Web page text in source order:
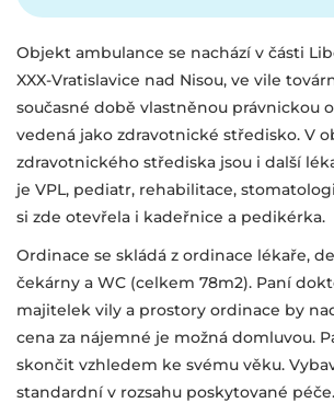
Objekt ambulance se nachází v části
XXX-Vratislavice nad Nisou, ve vile
současné době vlastněnou právnickou
vedená jako zdravotnické středisko. V
zdravotnického střediska jsou i další
je VPL, pediatr, rehabilitace,
si zde otevřela i kadeřnice a pedikérka.
Ordinace se skládá z ordinace lékaře,
čekárny a WC (celkem 78m2). Paní
majitelek vily a prostory ordinace by
cena za nájemné je možná domluvou.
skončit vzhledem ke svému věku.
standardní v rozsahu poskytované péče.